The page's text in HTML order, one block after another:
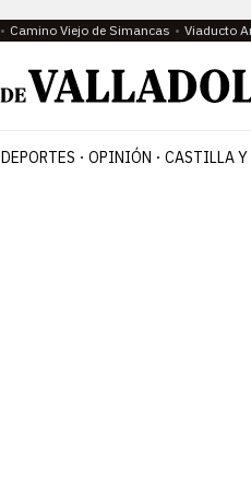
Camino Viejo de Simancas Viaducto
DEPORTES OPINIÓN CASTILLA Y